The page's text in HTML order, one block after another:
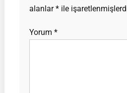
alanlar*ile
Yorum *